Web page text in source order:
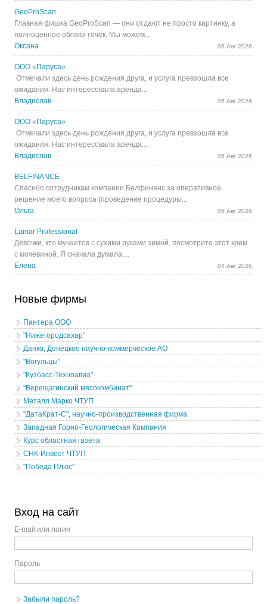
GeoProScan
Главная фишка GeoProScan — они отдают не просто картинку, а
полноценное облако точек. Мы можем...
Оксана
06 Авг 2026
ООО «Паруса»
Отмечали здесь день рождения друга, и услуга превзошла все
ожидания. Нас интересовала аренда...
Владислав
05 Авг 2026
ООО «Паруса»
Отмечали здесь день рождения друга, и услуга превзошла все
ожидания. Нас интересовала аренда...
Владислав
05 Авг 2026
BELFINANCE
Спасибо сотрудникам компании Белфинанс за оперативное
решение моего вопроса (проведение процедуры...
Ольга
05 Авг 2026
Lamar Professional
Девочки, кто мучается с сухими руками зимой, посмотрите этот крем
с мочевиной. Я сначала думала,...
Елена
04 Авг 2026
Новые фирмы
Пантера ООО
"Нижегородсахар"
Данко, Донецкое научно-коммерческое АО
"Вогульцы"
"Кузбасс-Техноавиа"
"Верещагинский мясокомбинат"
Металл Марко ЧТУП
"ДатаКрат-С", научно-производственная фирма
Западная Горно-Геологическая Компания
Курс областная газета
СНК-Инвест ЧТУП
"Победа Плюс"
Вход на сайт
E-mail или логин
Пароль
Забыли пароль?